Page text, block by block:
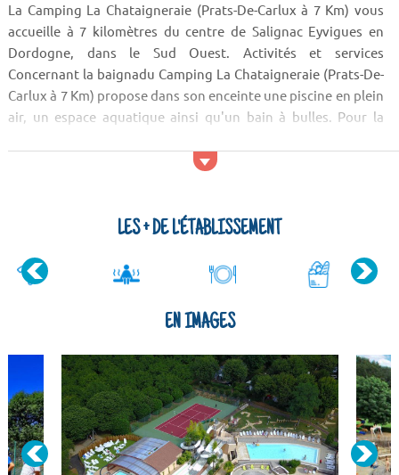
La Camping La Chataigneraie (Prats-De-Carlux à 7 Km) vous
accueille à 7 kilomètres du centre de Salignac Eyvigues en
Dordogne, dans le Sud Ouest. Activités et services
Concernant la baignadu Camping La Chataigneraie (Prats-De-
Carlux à 7 Km) propose dans son enceinte une piscine en plein
air, un espace aquatique ainsi qu'un bain à bulles. Pour la
espace tennis. Vous vous trouverez à que...
LES + DE L'ÉTABLISSEMENT
EN IMAGES